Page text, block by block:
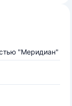
"Меридиан"